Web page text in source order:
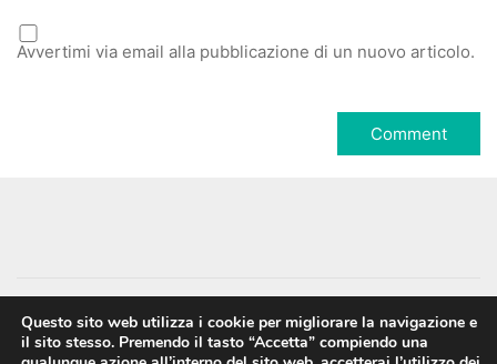
Avvertimi via email alla pubblicazione di un nuovo articolo.
Facebook Instagram Vimeo
Questo sito web utilizza i cookie per migliorare la navigazione e
il sito stesso. Premendo il tasto “Accetta” compiendo una